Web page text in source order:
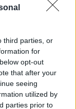
third parties, or
for
opt-out
that after your
seeing
utilized by
parties prior to